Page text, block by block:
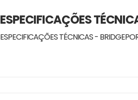
ESPECIFICAÇÕES
ESPECIFICAÇÕES TÉCNICAS -